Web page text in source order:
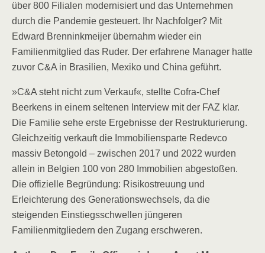
über 800 Filialen modernisiert und das Unternehmen
durch die Pandemie gesteuert. Ihr Nachfolger? Mit
Edward Brenninkmeijer übernahm wieder ein
Familienmitglied das Ruder. Der erfahrene Manager hatte
zuvor C&A in Brasilien, Mexiko und China geführt.
»C&A steht nicht zum Verkauf«, stellte Cofra-Chef
Beerkens in einem seltenen Interview mit der FAZ klar.
Die Familie sehe erste Ergebnisse der Restrukturierung.
Gleichzeitig verkauft die Immobiliensparte Redevco
massiv Betongold – zwischen 2017 und 2022 wurden
allein in Belgien 100 von 280 Immobilien abgestoßen.
Die offizielle Begründung: Risikostreuung und
Erleichterung des Generationswechsels, da die
steigenden Einstiegsschwellen jüngeren
Familienmitgliedern den Zugang erschweren.